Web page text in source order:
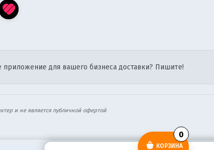
приложение для вашего бизнеса доставки? Пишите!
и не является публичной офертой
КОРЗИНА
0